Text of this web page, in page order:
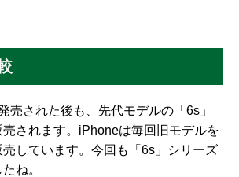
売された後も、先代モデルの「6s」
されます。iPhoneは毎回旧モデルを
しています。今回も「6s」シリーズ
ね。